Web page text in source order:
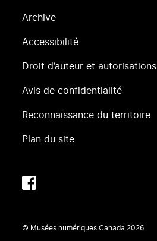
Archive
Accessibilité
Droit d’auteur et autorisations
Avis de confidentialité
Reconnaissance du territoire
Plan du site
© Musées numériques Canada 2026